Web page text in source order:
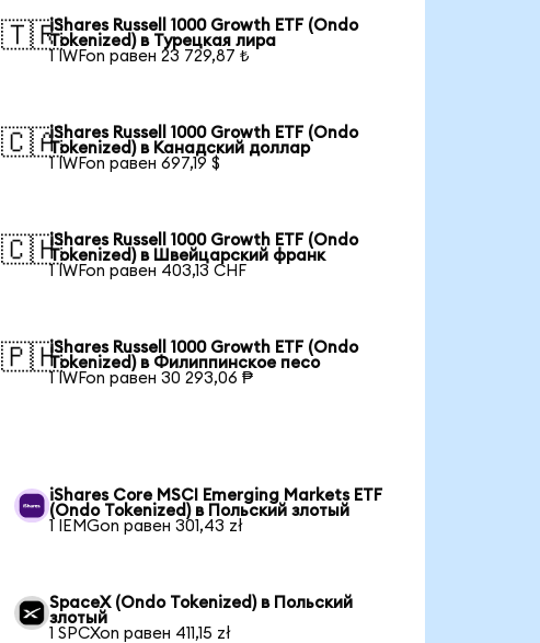
🇹🇷iShares Russell 1000 Growth ETF (Ondo
Tokenized) в Турецкая лира
1 IWFon равен 23 729,87 ₺
🇨🇦iShares Russell 1000 Growth ETF (Ondo
Tokenized) в Канадский доллар
1 IWFon равен 697,19 $
🇨🇭iShares Russell 1000 Growth ETF (Ondo
Tokenized) в Швейцарский франк
1 IWFon равен 403,13 CHF
🇵🇭iShares Russell 1000 Growth ETF (Ondo
Tokenized) в Филиппинское песо
1 IWFon равен 30 293,06 ₱
iShares Core MSCI Emerging Markets ETF
(Ondo Tokenized) в Польский злотый
1 IEMGon равен 301,43 zł
SpaceX (Ondo Tokenized) в Польский
злотый
1 SPCXon равен 411,15 zł